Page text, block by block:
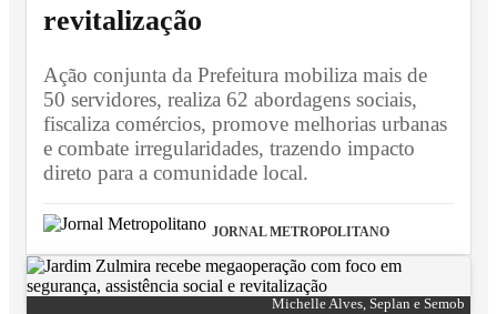
revitalização
Ação conjunta da Prefeitura mobiliza mais de
50 servidores, realiza 62 abordagens sociais,
fiscaliza comércios, promove melhorias urbanas
e combate irregularidades, trazendo impacto
direto para a comunidade local.
JORNAL METROPOLITANO
Michelle Alves, Seplan e Semob